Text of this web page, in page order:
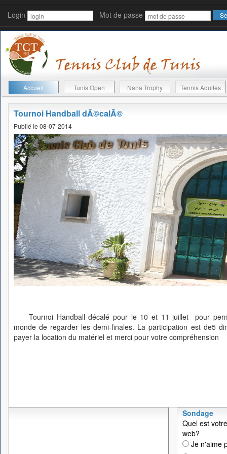
Login Mot de passe
Accueil Tunis Open Nana Trophy Tennis Adultes
Tournoi Handball dÃ©calÃ©
Publié le 08-07-2014
Tournoi Handball décalé pour le 10 et 11 juillet pour
monde de regarder les demi-finales. La participation est de5
payer la location du matériel et merci pour votre compréhension
Sondage
Quel est
web?
Je n'aime